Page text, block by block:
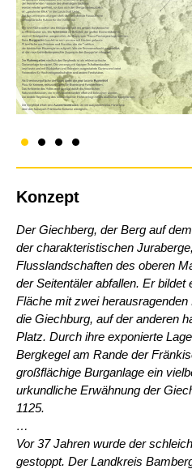
Konzept
Der Giechberg, der Berg auf
der charakteristischen
Flusslandschaften des oberen
der Seitentäler abfallen. Er bildet
Fläche mit zwei
die Giechburg, auf der anderen
Platz. Durch ihre exponierte
Bergkegel am Rande der
großflächige Burganlage ein
urkundliche Erwähnung der
1125.
…
Vor 37 Jahren wurde der
gestoppt. Der Landkreis